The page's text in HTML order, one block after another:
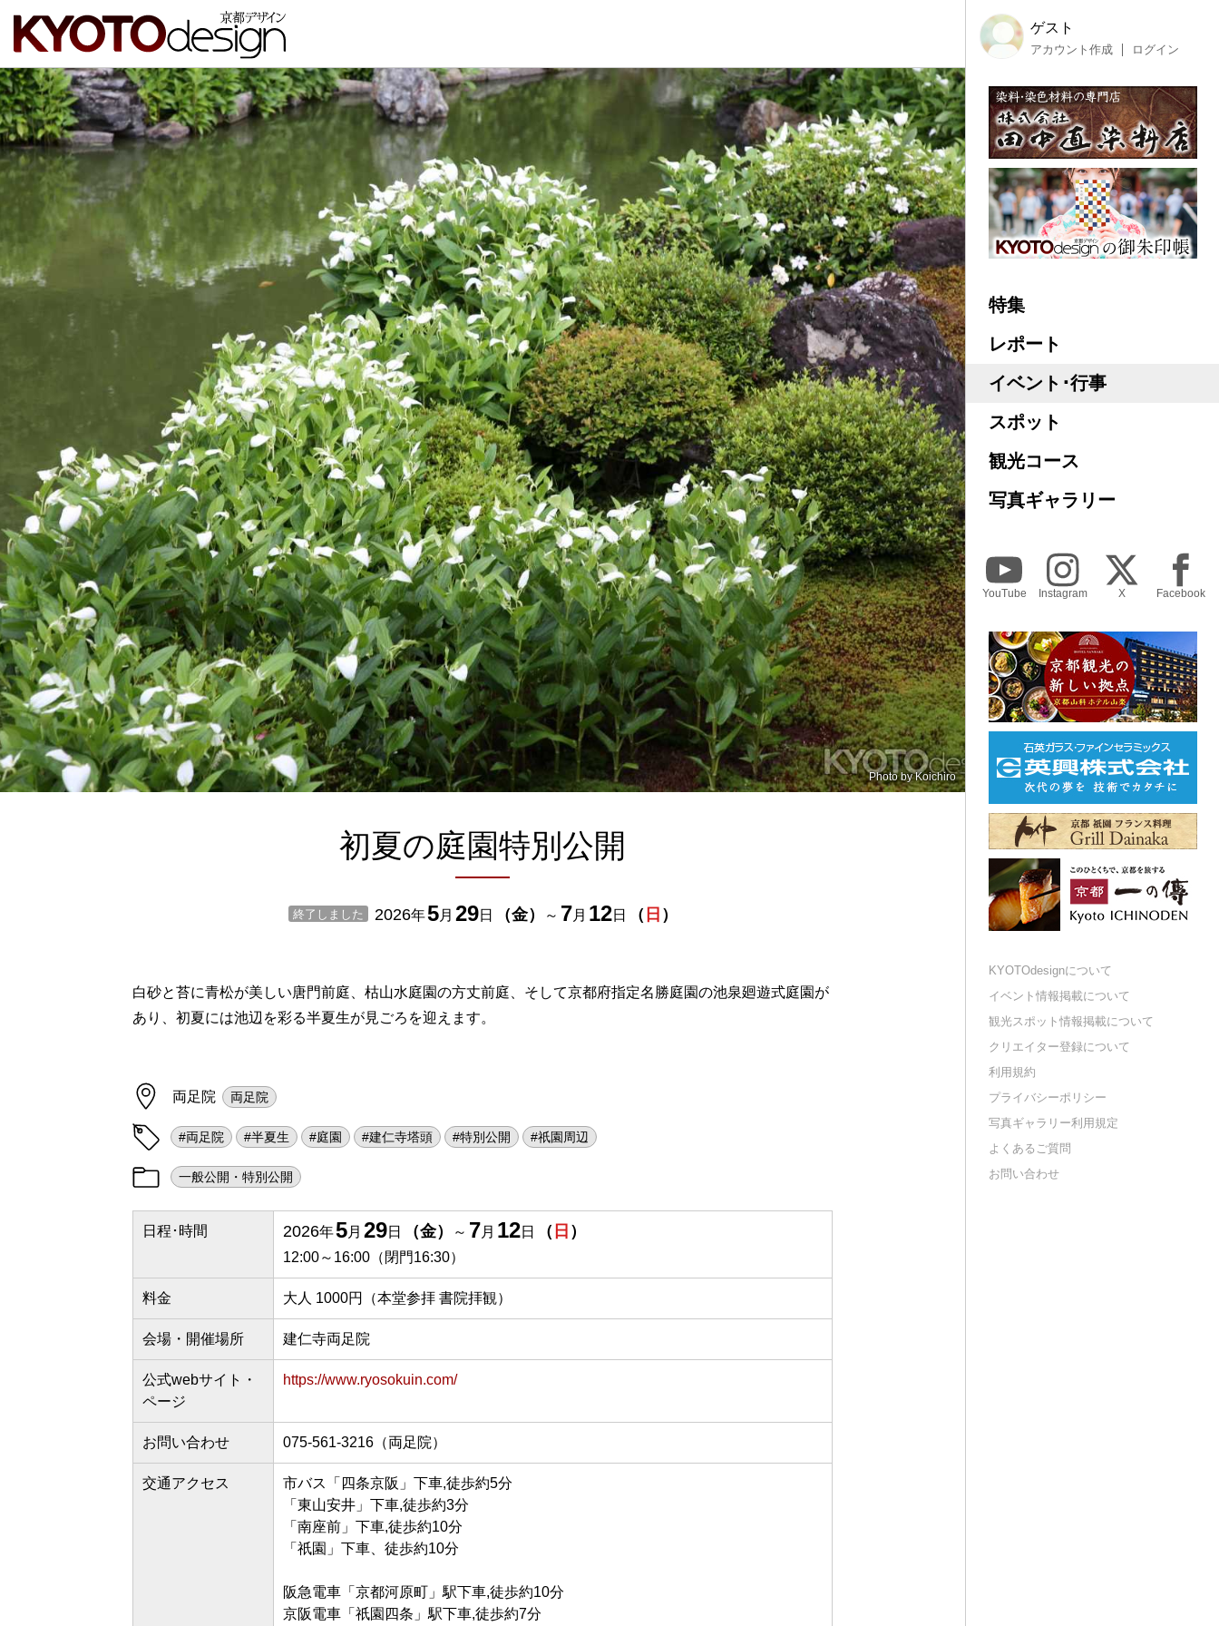
Photo byKoichiro
初夏の庭園特別公開
終了しました 2026年5月 29日 （金） ～ 7 月 12日 （ 日 ）
白砂と苔に青松が美しい唐門前庭、枯山水庭園の方丈前庭、そして京都府指定名勝庭園の池泉廻遊式庭園が
あり、初夏には池辺を彩る半夏生が見ごろを迎えます。
両足院 両足院
#両足院 #半夏生 #庭園 #建仁寺塔頭 #特別公開 #祇園周辺
一般公開・特別公開
日程･時間 2026年5月 29日 （金） ～ 7月 12日 （ 日 ）
12:00～16:00（閉門16:30）
料金 大人 1000円（本堂参拝 書院拝観）
会場・開催場所 建仁寺両足院
公式webサイト・
ページ
https://www.ryosokuin.com/
お問い合わせ 075-561-3216（両足院）
交通アクセス
市バス「四条京阪」下車,徒歩約5分
「東山安井」下車,徒歩約3分
「南座前」下車,徒歩約10分
「祇園」下車、徒歩約10分
阪急電車「京都河原町」駅下車,徒歩約10分
京阪電車「祇園四条」駅下車,徒歩約7分
ゲスト
アカウント作成 ログイン
特集
レポート
イベント･行事
スポット
観光コース
写真ギャラリー
YouTube Instagram X Facebook
KYOTOdesignについて
イベント情報掲載について
観光スポット情報掲載について
クリエイター登録について
利用規約
プライバシーポリシー
写真ギャラリー利用規定
よくあるご質問
お問い合わせ